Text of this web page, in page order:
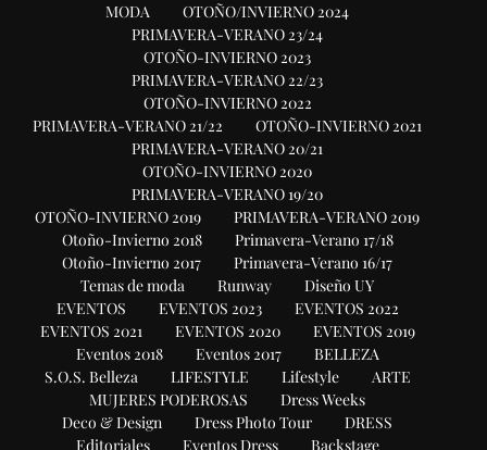
MODA
OTOÑO/INVIERNO 2024
PRIMAVERA-VERANO 23/24
OTOÑO-INVIERNO 2023
PRIMAVERA-VERANO 22/23
OTOÑO-INVIERNO 2022
PRIMAVERA-VERANO 21/22
OTOÑO-INVIERNO 2021
PRIMAVERA-VERANO 20/21
OTOÑO-INVIERNO 2020
PRIMAVERA-VERANO 19/20
OTOÑO-INVIERNO 2019
PRIMAVERA-VERANO 2019
Otoño-Invierno 2018
Primavera-Verano 17/18
Otoño-Invierno 2017
Primavera-Verano 16/17
Temas de moda
Runway
Diseño UY
EVENTOS
EVENTOS 2023
EVENTOS 2022
EVENTOS 2021
EVENTOS 2020
EVENTOS 2019
Eventos 2018
Eventos 2017
BELLEZA
S.O.S. Belleza
LIFESTYLE Lifestyle
ARTE
MUJERES PODEROSAS
Dress Weeks
Deco & Design
Dress Photo Tour
DRESS
Editoriales
Eventos Dress Backstage